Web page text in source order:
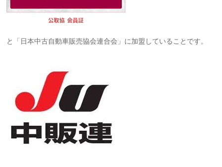
と「日本中古自動車販売協会連合会」に加盟していることです。